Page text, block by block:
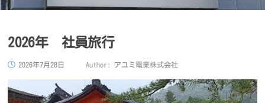
2026年 社員旅行
2026年7月28日 Author: アユミ電業株式会社